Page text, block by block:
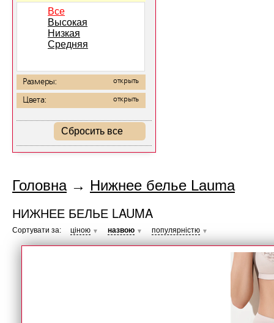
Все
Высокая
Низкая
Средняя
Размеры: открыть
Цвета: открыть
Сбросить все
Головна→ Нижнее белье Lauma
НИЖНЕЕ БЕЛЬЕ LAUMA
Сортувати за: ціною ▼ назвою ▼ популярністю ▼